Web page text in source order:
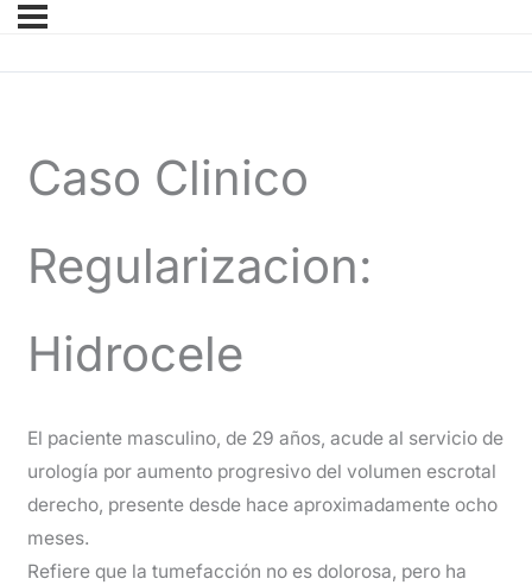
Caso Clinico
Regularizacion:
Hidrocele
El paciente masculino, de 29 años, acude al servicio de
urología por aumento progresivo del volumen escrotal
derecho, presente desde hace aproximadamente ocho
meses.
Refiere que la tumefacción no es dolorosa, pero ha